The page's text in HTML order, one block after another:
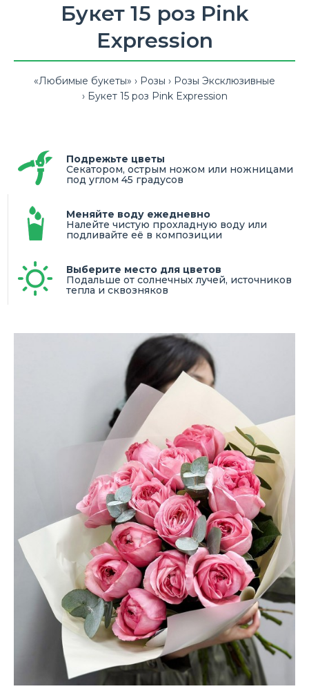
Букет 15 роз Pink
Expression
«Любимые букеты» Розы
Розы Эксклюзивные
Букет 15 роз Pink Expression
Подрежьте цветы
Секатором, острым ножом или ножницами
под углом 45 градусов
Меняйте воду ежедневно
Налейте чистую прохладную воду или
подливайте её в композиции
Выберите место для цветов
Подальше от солнечных лучей, источников
тепла и сквозняков